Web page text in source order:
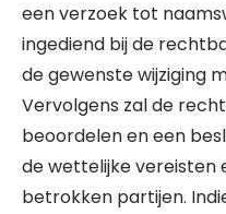
een verzoek tot
ingediend bij de
de gewenste wijziging
Vervolgens zal de
beoordelen en een
de wettelijke vereisten
betrokken partijen.